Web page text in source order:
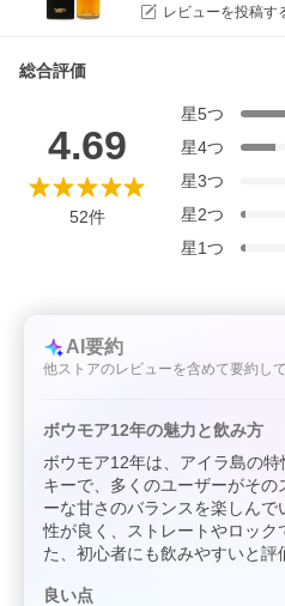
レビューを投稿す
総合評価
4.69
52件
星5つ
星4つ
星3つ
星2つ
星1つ
AI要約
他ストアのレビューを含めて要約して
ボウモア12年の魅力と飲み方
ボウモア12年は、アイラ島の
キーで、多くのユーザーがその
ーな甘さのバランスを楽しん
性が良く、ストレートやロック
た、初心者にも飲みやすいと評
良い点